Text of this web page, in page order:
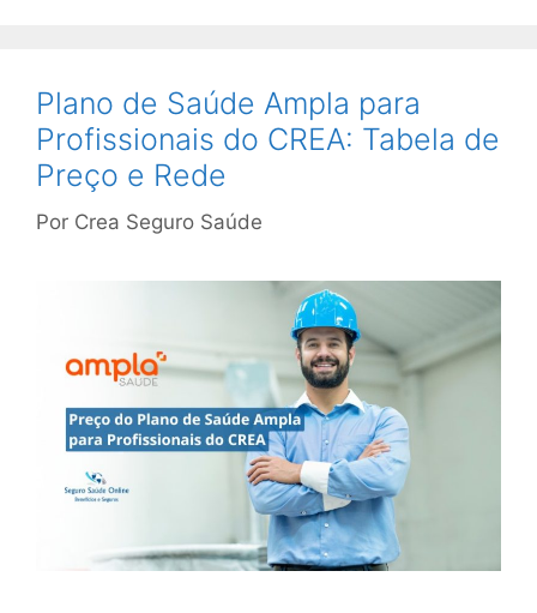
Plano de Saúde Ampla para
Profissionais do CREA: Tabela de
Preço e Rede
Por Crea Seguro Saúde